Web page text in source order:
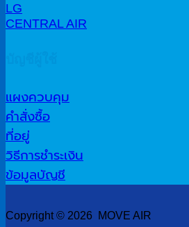
LG
CENTRAL AIR
แผงควบคุม
คำสั่งซื้อ
ที่อยู่
วิธีการชำระเงิน
ข้อมูลบัญชี
Copyright © 2026 MOVE AIR